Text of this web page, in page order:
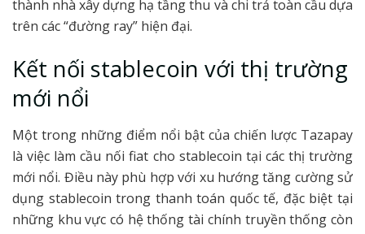
thành nhà xây dựng hạ tầng thu và chi trả toàn cầu dựa
trên các “đường ray” hiện đại.
Kết nối stablecoin với thị trường
mới nổi
Một trong những điểm nổi bật của chiến lược Tazapay
là việc làm cầu nối fiat cho stablecoin tại các thị trường
mới nổi. Điều này phù hợp với xu hướng tăng cường sử
dụng stablecoin trong thanh toán quốc tế, đặc biệt tại
những khu vực có hệ thống tài chính truyền thống còn